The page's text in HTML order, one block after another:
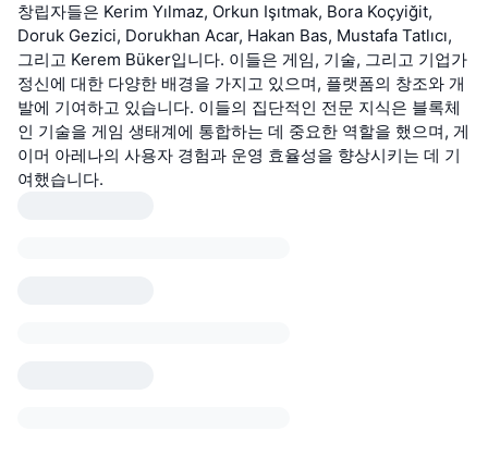
창립자들은 Kerim Yılmaz, Orkun Işıtmak, Bora Koçyiğit,
Doruk Gezici, Dorukhan Acar, Hakan Bas, Mustafa Tatlıcı,
그리고 Kerem Büker입니다. 이들은 게임, 기술, 그리고 기업가
정신에 대한 다양한 배경을 가지고 있으며, 플랫폼의 창조와 개
발에 기여하고 있습니다. 이들의 집단적인 전문 지식은 블록체
인 기술을 게임 생태계에 통합하는 데 중요한 역할을 했으며, 게
이머 아레나의 사용자 경험과 운영 효율성을 향상시키는 데 기
여했습니다.